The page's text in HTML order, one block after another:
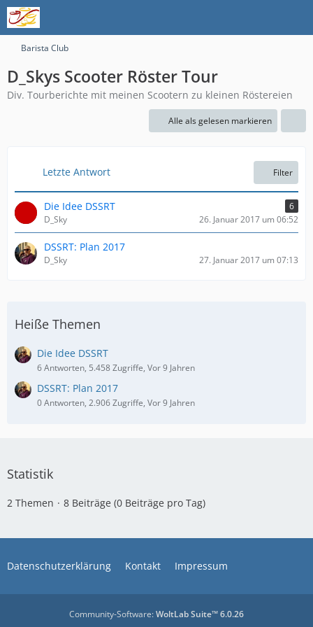
Barista Club
D_Skys Scooter Röster Tour
Div. Tourberichte mit meinen Scootern zu kleinen Röstereien
Alle als gelesen markieren
Letzte Antwort Filter
Die Idee DSSRT
6
D_Sky
26. Januar 2017 um 06:52
DSSRT: Plan 2017
D_Sky 27. Januar 2017 um 07:13
Heiße Themen
Die Idee DSSRT
6 Antworten, 5.458 Zugriffe, Vor 9 Jahren
DSSRT: Plan 2017
0 Antworten, 2.906 Zugriffe, Vor 9 Jahren
Statistik
2 Themen 8 Beiträge (0 Beiträge pro Tag)
Datenschutzerklärung Kontakt Impressum
Community-Software:WoltLab Suite™ 6.0.26